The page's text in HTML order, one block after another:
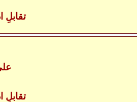
- تقابلِ
-
- تقابلِ